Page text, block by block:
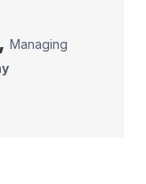
,Managing